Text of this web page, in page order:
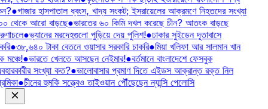
●গাজার হাসপাতাল ধ্বংস, খাদ্য সংকট; ইসরায়েলের আক্রমণে নিহতদের সংখ্যা
থেকে আরো বাড়ছে●ভারতের ৬০ কিমি দখল করেছে চীন? আতংক বাড়ছে
●ভ্যানের মরদেহগুলো পুড়িয়ে দেয় পুলিশ!●ঢাকার সুইডেন দূতাবাসে
●৩৮,৬৪০ টাকা বেতনে ওয়াসার সরকারি চাকরি●মিয়া খলিফা আর সালমান খান
মঞ্চে!●ভারতে খেলতে আসছেন নেইমার!●বর্তমানে বাংলাদেশে ফেসবুক
সংখ্যা কত?●ভালোবাসার প্রমাণ দিতে এইডস আক্রান্ত রক্ত নিল
●চীনের হুমকি সত্ত্বেও তাইওয়ান পৌঁছেছেন ন্যান্সি পেলোসি